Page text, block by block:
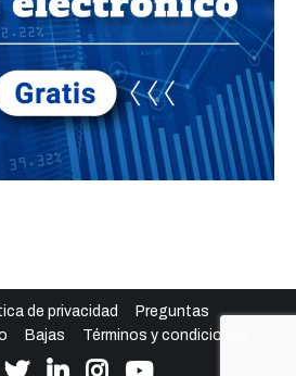
de privacidad
Preguntas
Bajas Términos y condiciones